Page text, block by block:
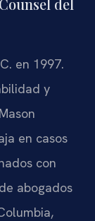
en 1997.
y
en casos
con
abogados